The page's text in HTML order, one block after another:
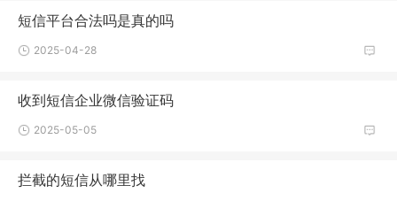
短信平台合法吗是真的吗
2025-04-28
收到短信企业微信验证码
2025-05-05
拦截的短信从哪里找